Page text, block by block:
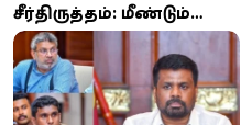
சீர்திருத்தம்: மீண்டும்
சம்பவங்கள் நடக்காது!
அதிகாரிகளுடன்
ஜனாதிபதி நேரடிச்
சந்திப்பு!